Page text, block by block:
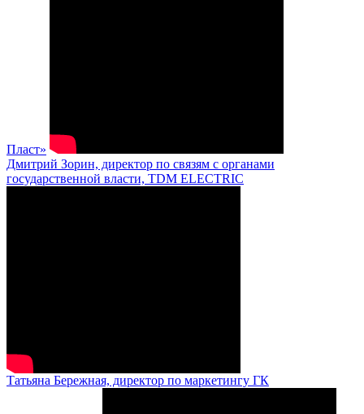
Пласт»
Дмитрий Зорин, директор по связям с органами
государственной власти, TDM ELECTRIC
Татьяна Бережная, директор по маркетингу ГК